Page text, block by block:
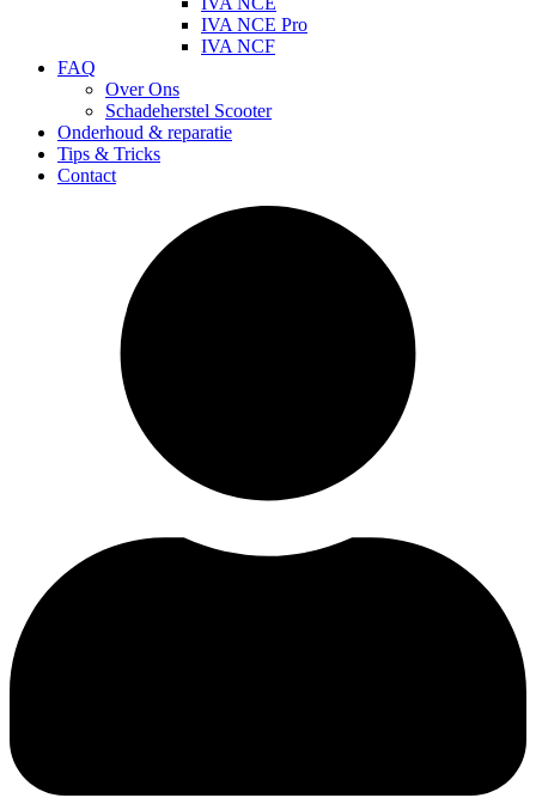
IVA NCE Pro
IVA NCF
FAQ
Over Ons
Schadeherstel Scooter
Onderhoud & reparatie
Tips & Tricks
Contact